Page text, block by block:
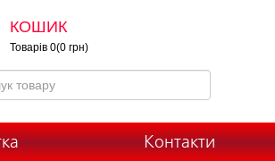
КОШИК
Товарів 0(0 грн)
Контакти